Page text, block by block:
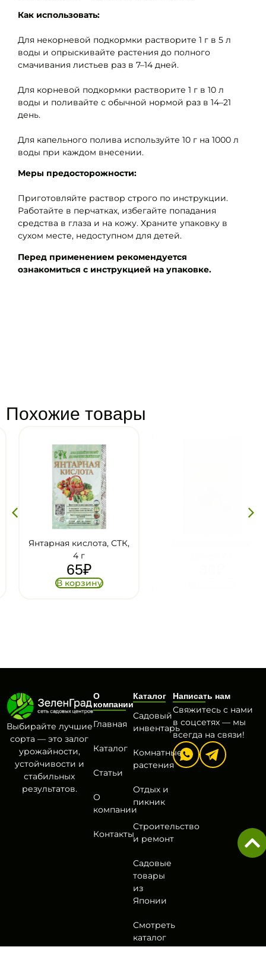
Как использовать:
Для некорневой подкормки растворите 1 г в 5 л
воды и опрыскивайте растения до полного
смачивания листьев раз в 7–14 дней.
Для корневой подкормки растворите 1 г в 10 л
воды и поливайте с обычной нормой раз в 14–21
день.
Для капельного полива используйте 10 г на 1000 л
воды при каждом внесении.
Меры предосторожности:
Приготовляйте раствор строго по инструкции.
Работайте в перчатках, избегайте попадания
средства в глаза и на кожу. Храните упаковку в
сухом месте, недоступном для детей.
Перед применением рекомендуется
ознакомиться с инструкцией на упаковке.
Похожие товары
Янтарная кислота, СТК,
65₽
В корзину
Выбирайте лучшие
сорта — это залог
урожайности,
устойчивости и
стабильных
результатов.
О
компании
Главная
Каталог
Статьи
О
компании
Контакты
Каталог
Садовый
инвентарь
Комнатные
растения
Отдых и
пикник
Строительство
и ремонт
Садовые
товары
из
Японии
Смотреть
каталог
Написать нам
Свяжитесь с нами
в соцсетях — мы
всегда на связи!